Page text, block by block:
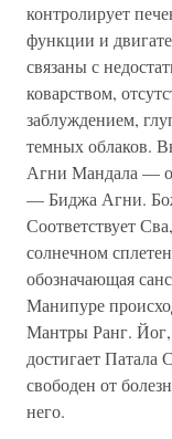
контролирует
функции и
связаны с
коварством,
заблуждением,
темных облаков.
Агни Мандала —
— Биджа Агни.
Соответствует
солнечном
обозначающая
Манипуре
Мантры Ранг.
достигает
свободен от
него.